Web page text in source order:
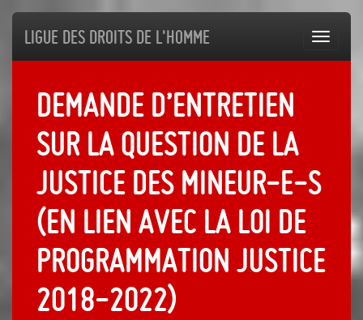
Ligue des droits de l'Homme
Demande d’entretien
sur la question de la
justice des mineur-e-s
(en lien avec la Loi de
Programmation Justice
2018-2022)